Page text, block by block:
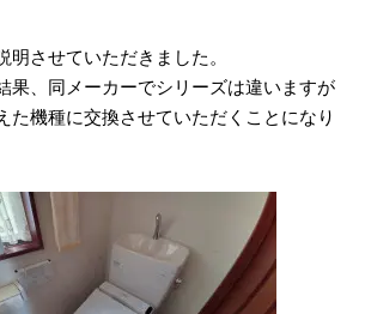
明させていただきました。
果、同メーカーでシリーズは違いますが
た機種に交換させていただくことになり